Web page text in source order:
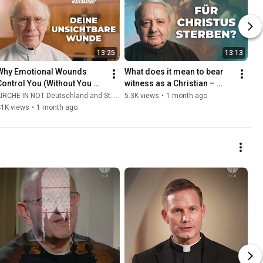
13:25
Emotional Wounds
You (Without You
It) | Father Hans
IN NOT Deutschland and St. Ulrich Hochaltingen
views • 1 month ago
13:13
What does it mean to bear
witness as a Christian –
even unto martyrdom?
5.3K views • 1 month ago